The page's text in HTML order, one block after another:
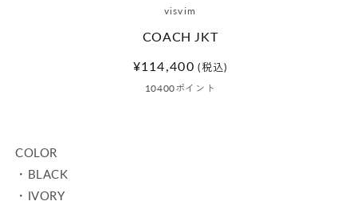
visvim
COACH JKT
通
常
¥114,400 (税込)
10400ポイント
COLOR
・BLACK
・IVORY